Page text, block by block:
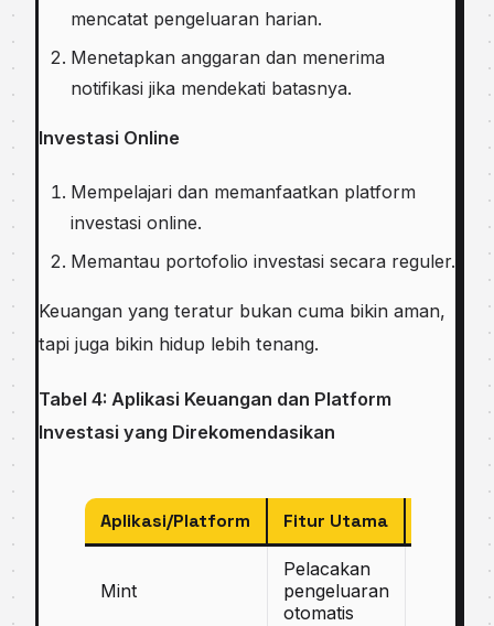
mencatat pengeluaran harian.
Menetapkan anggaran dan menerima
notifikasi jika mendekati batasnya.
Investasi Online
Mempelajari dan memanfaatkan platform
investasi online.
Memantau portofolio investasi secara reguler.
Keuangan yang teratur bukan cuma bikin aman,
tapi juga bikin hidup lebih tenang.
Tabel 4: Aplikasi Keuangan dan Platform
Investasi yang Direkomendasikan
Aplikasi/Platform Fitur Utama
Mint
Pelacakan
pengeluaran
otomatis